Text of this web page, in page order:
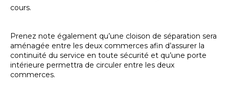
cours.
Prenez note également qu’une cloison de séparation sera
aménagée entre les deux commerces afin d’assurer la
continuité du service en toute sécurité et qu’une porte
intérieure permettra de circuler entre les deux
commerces.